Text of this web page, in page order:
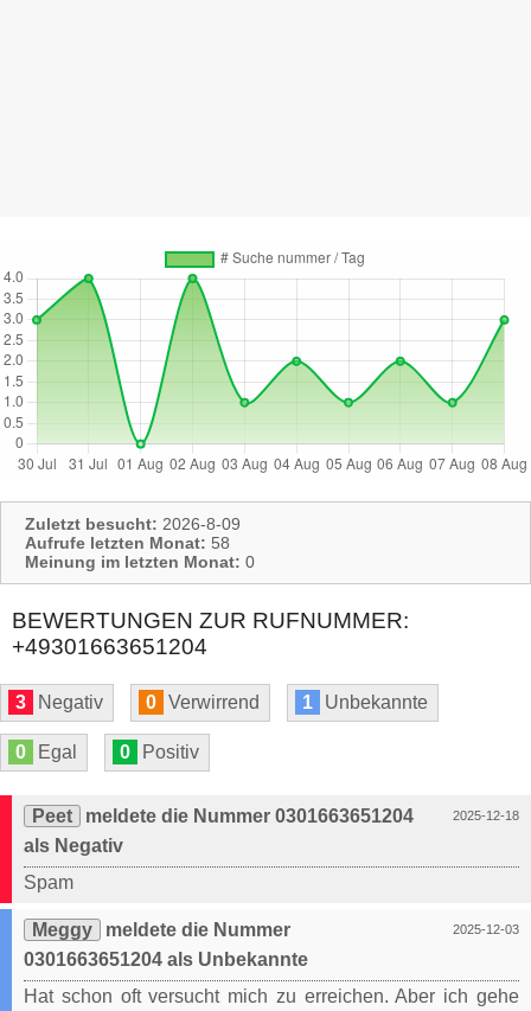
Zuletzt besucht: 2026-8-09
Aufrufe letzten Monat: 58
Meinung im letzten Monat: 0
BEWERTUNGEN ZUR RUFNUMMER:
+49301663651204
3 Negativ 0 Verwirrend 1 Unbekannte
0 Egal 0 Positiv
2025-12-18
Peet
meldete die Nummer 0301663651204
als Negativ
Spam
2025-12-03
Meggy
meldete die Nummer
0301663651204 als Unbekannte
Hat schon oft versucht mich zu erreichen. Aber ich gehe